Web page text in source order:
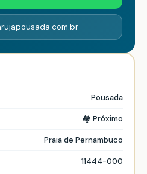
Pousada
🏘️ Próximo
Praia de Pernambuco
11444-000